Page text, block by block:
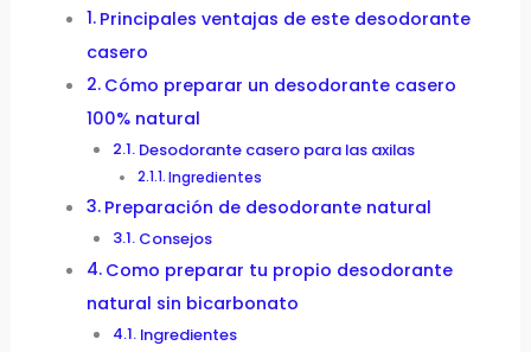
Principales ventajas de este desodorante
casero
Cómo preparar un desodorante casero
100% natural
Desodorante casero para las axilas
Ingredientes
Preparación de desodorante natural
Consejos
Como preparar tu propio desodorante
natural sin bicarbonato
Ingredientes